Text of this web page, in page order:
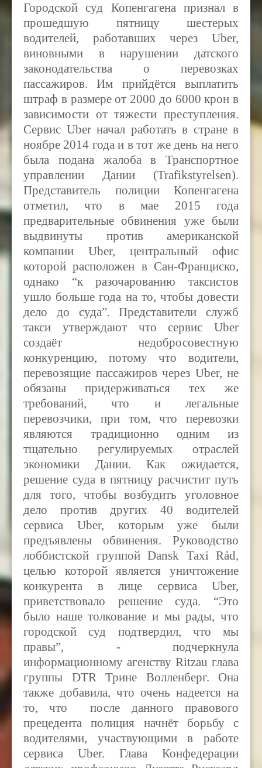
Городской суд Копенгагена признал в
прошедшую пятницу шестерых
водителей, работавших через Uber,
виновными в нарушении датского
законодательства о перевозках
пассажиров. Им прийдётся выплатить
штраф в размере от 2000 до 6000 крон в
зависимости от тяжести преступления.
Сервис Uber начал работать в стране в
ноябре 2014 года и в тот же день на него
была подана жалоба в Транспортное
управлении Дании (Trafikstyrelsen).
Представитель полиции Копенгагена
отметил, что в мае 2015 года
предварительные обвинения уже были
выдвинуты против американской
компании Uber, центральный офис
которой расположен в Сан-Франциско,
однако “к разочарованию таксистов
ушло больше года на то, чтобы довести
дело до суда”. Представители служб
такси утверждают что сервис Uber
создаёт недобросовестную
конкуренцию, потому что водители,
перевозящие пассажиров через Uber, не
обязаны придерживаться тех же
требований, что и легальные
перевозчики, при том, что перевозки
являются традиционно одним из
тщательно регулируемых отраслей
экономики Дании. Как ожидается,
решение суда в пятницу расчистит путь
для того, чтобы возбудить уголовное
дело против других 40 водителей
сервиса Uber, которым уже были
предъявлены обвинения. Руководство
лоббистской группой Dansk Taxi Råd,
целью которой является уничтожение
конкурента в лице сервиса Uber,
приветствовало решение суда. “Это
было наше толкование и мы рады, что
городской суд подтвердил, что мы
правы”, - подчеркнула
информационному агенству Ritzau глава
группы DTR Трине Волленберг. Она
также добавила, что очень надеется на
то, что после данного правового
прецедента полиция начнёт борьбу с
водителями, участвующими в работе
сервиса Uber. Глава Конфедерации